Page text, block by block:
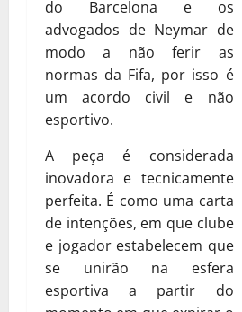
do Barcelona e os
advogados de Neymar de
modo a não ferir as
normas da Fifa, por isso é
um acordo civil e não
esportivo.
A peça é considerada
inovadora e tecnicamente
perfeita. É como uma carta
de intenções, em que clube
e jogador estabelecem que
se unirão na esfera
esportiva a partir do